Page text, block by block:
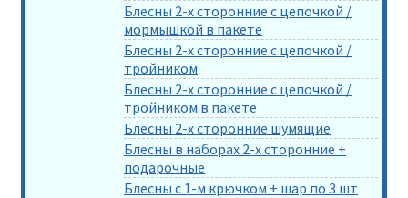
Блесны 2-х сторонние с цепочкой /
мормышкой в пакете
Блесны 2-х сторонние с цепочкой /
тройником
Блесны 2-х сторонние с цепочкой /
тройником в пакете
Блесны 2-х сторонние шумящие
Блесны в наборах 2-х сторонние +
подарочные
Блесны с 1-м крючком + шар по 3 шт